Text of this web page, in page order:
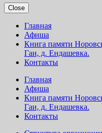
Close
Главная
Афиша
Книга памяти
Гаи, д. Ендашевка.
Контакты
Главная
Афиша
Книга памяти
Гаи, д. Ендашевка.
Контакты